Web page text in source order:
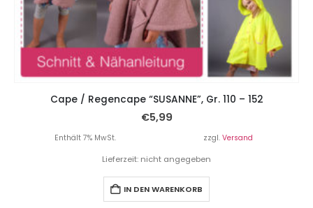
Cape / Regencape “SUSANNE”, Gr. 110 – 152
€5,99
Enthält 7% MwSt. zzgl. Versand
Lieferzeit: nicht angegeben
IN DEN WARENKORB